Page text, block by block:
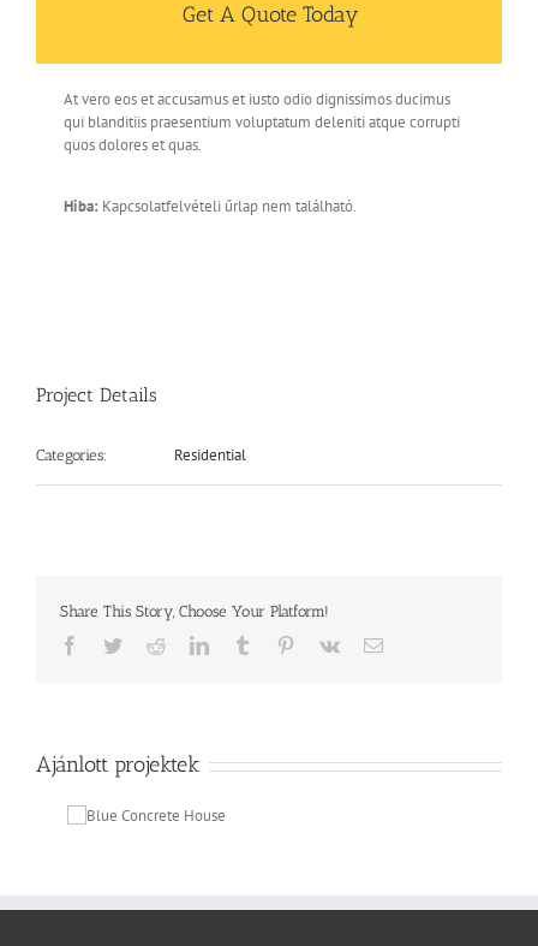
Get A Quote Today
At vero eos et accusamus et iusto odio dignissimos ducimus
qui blanditiis praesentium voluptatum deleniti atque corrupti
quos dolores et quas.
Hiba: Kapcsolatfelvételi űrlap nem található.
Project Details
Categories: Residential
Share This Story, Choose Your Platform!
Facebook
TwitterRedditLinkedInTumblr Pinterest
Vk Email:
Ajánlott projektek